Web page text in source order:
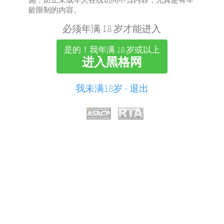
龄限制的内容。
必须年满 18 岁才能进入
是的！我年满 18 岁或以上
进入黑格网
我未满18岁 - 退出